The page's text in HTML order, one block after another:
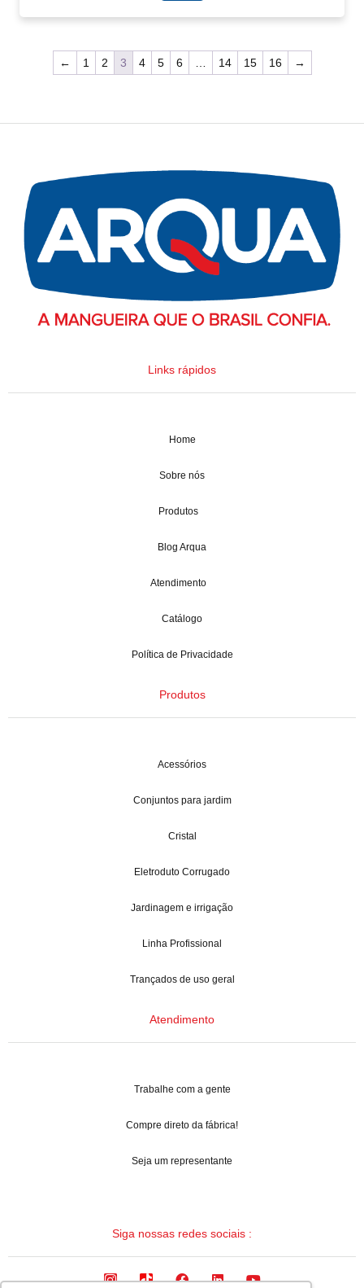
← 1 2 3 4 5 6 14 15 16 →
Links rápidos
Home
Sobre nós
Produtos
Blog Arqua
Atendimento
Catálogo
Política de Privacidade
Produtos
Acessórios
Conjuntos para jardim
Cristal
Eletroduto Corrugado
Jardinagem e irrigação
Linha Profissional
Trançados de uso geral
Atendimento
Trabalhe com a gente
Compre direto da fábrica!
Seja um representante
Siga nossas redes sociais :